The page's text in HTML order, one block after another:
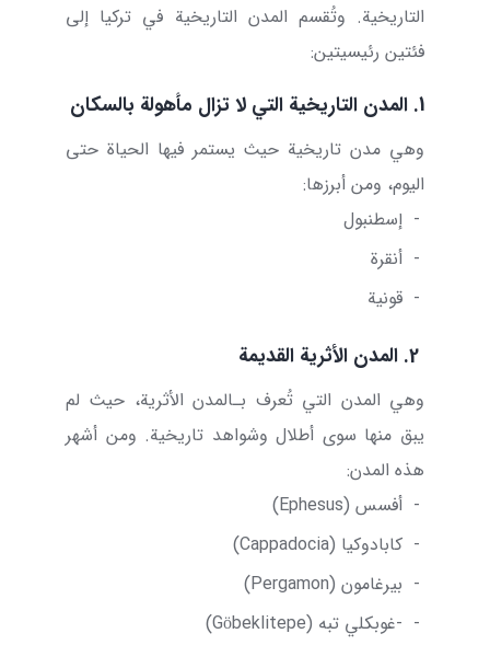
التاريخية. وتُقسم المدن التاريخية في تركيا إلى
فئتين رئيسيتين:
1. المدن التاريخية التي لا تزال مأهولة بالسكان
وهي مدن تاريخية حيث يستمر فيها الحياة حتى
اليوم، ومن أبرزها:
- إسطنبول
- أنقرة
- قونية
2. المدن الأثرية القديمة
وهي المدن التي تُعرف بـالمدن الأثرية، حيث لم
يبق منها سوى أطلال وشواهد تاريخية. ومن أشهر
هذه المدن:
- أفسس (Ephesus
)
- كابادوكيا (Cappadocia
)
- بيرغامون (Pergamon
)
- -غوبكلي تبه (Göbeklitepe
)